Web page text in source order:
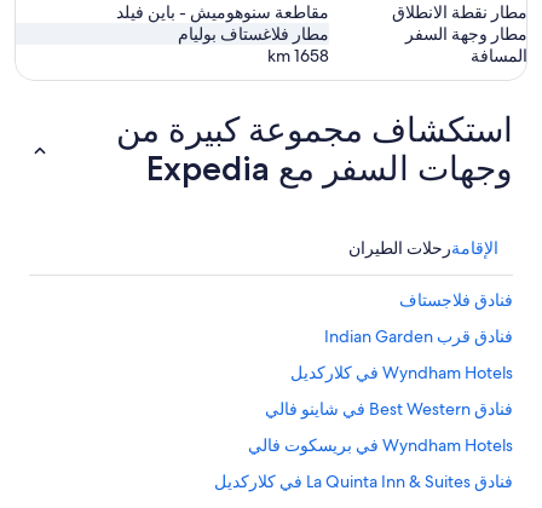
مطار نقطة الانطلاق
مقاطعة سنوهوميش - باين فيلد
مطار وجهة السفر
مطار فلاغستاف بوليام
المسافة
1658
km
استكشاف مجموعة كبيرة من
وجهات السفر مع Expedia
الإقامةرحلات الطيران
فنادق فلاجستاف
فنادق قرب Indian Garden
Wyndham Hotels في كلاركديل
فنادق Best Western في شاينو فالي
Wyndham Hotels في بريسكوت فالي
فنادق La Quinta Inn & Suites في كلاركديل